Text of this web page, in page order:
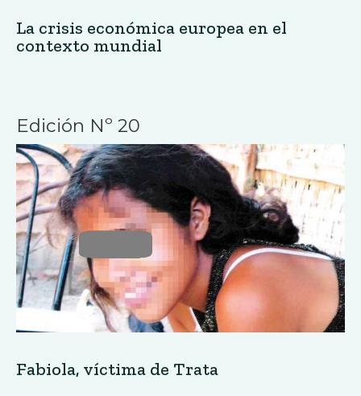
La crisis económica europea en el
contexto mundial
Edición Nº 20
Fabiola, víctima de Trata